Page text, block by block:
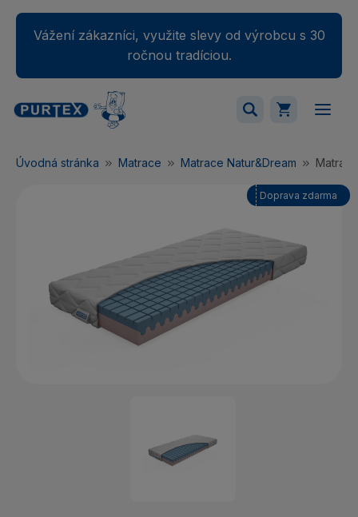
Vážení zákazníci, využite slevy od výrobcu s 30
ročnou tradíciou.
Váš nákupný košík je momentálne prázdny.
Úvodná stránka Matrace Matrace Natur&Dream
Doprava zdarma